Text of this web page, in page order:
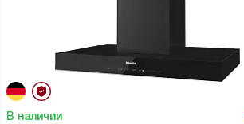
В наличии